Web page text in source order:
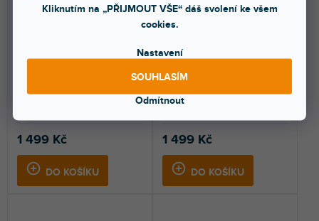
Kliknutím na „PŘIJMOUT VŠE“ dáš svolení ke všem
cookies.
Nastavení
Odmítnout
SOUHLASÍM
Skin SL-1200 / 1210 MK5
1 499 Kč
DO KOŠÍKU
Nalepovací skin pro Technics SL-
Skin SL-1200 / 1210 MK5
FULL COLORS Stone Beige
Do 5 dnů
1 499 Kč
DO KOŠÍKU
Nalepovací skin pro Technics SL-
1200 / 1210 MK5. Ochrání váš